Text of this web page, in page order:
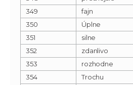
349
fajn
350
Úplne
351
silne
352
zdanlivo
353
rozhodne
354
Trochu